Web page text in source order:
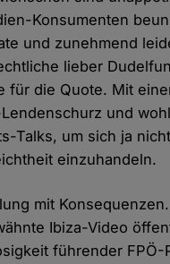
Konsumenten
und zunehmend
lieber
für die Quote. Mit
und
Talks, um sich ja
einzuhandeln.
mit
Ibiza-Video
führender FPÖ-